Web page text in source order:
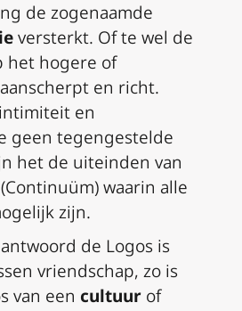
de zogenaamde
versterkt. Of te wel de
het hogere of
en richt.
en
geen tegengestelde
het de uiteinden van
waarin alle
zijn.
de Logos is
vriendschap, zo is
van een cultuur of